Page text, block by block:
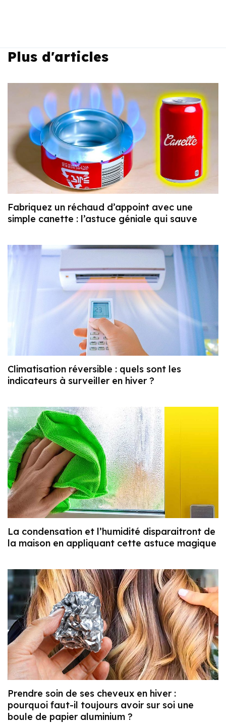
Plus d'articles
Fabriquez un réchaud d’appoint avec une
simple canette : l’astuce géniale qui sauve
Climatisation réversible : quels sont les
indicateurs à surveiller en hiver ?
La condensation et l’humidité disparaitront de
la maison en appliquant cette astuce magique
Prendre soin de ses cheveux en hiver :
pourquoi faut-il toujours avoir sur soi une
boule de papier aluminium ?